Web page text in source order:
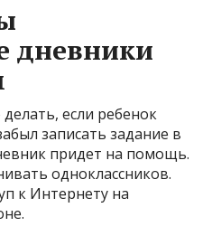
дневники
если ребенок
записать задание в
придет на помощь.
одноклассников.
к Интернету на